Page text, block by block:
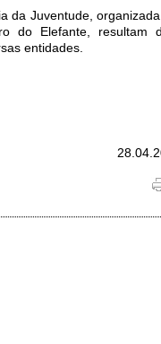
da Juventude,
do Elefante, resultam
entidades.